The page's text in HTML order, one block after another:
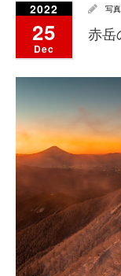
2022
25
Dec
写
赤岳